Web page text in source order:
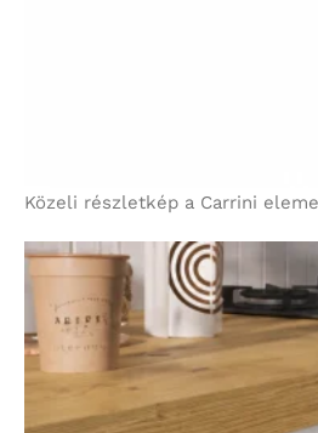
Közeli részletkép a Carrini